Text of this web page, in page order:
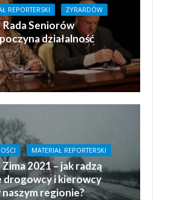
REPORTERSKI ŻYRARDÓW
Rada Seniorów
działalność
MATERIAŁ REPORTERSKI
2021 – jak radzą
drogowcy i kierowcy
naszym regionie?